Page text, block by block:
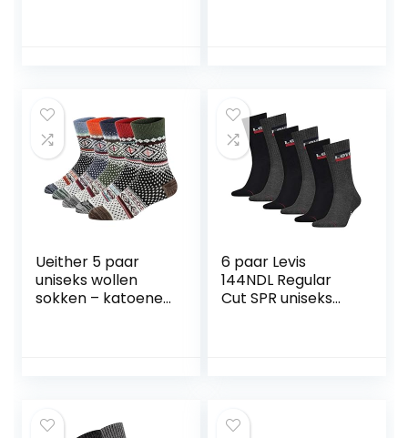
Ueither 5 paar
uniseks wollen
sokken – katoenen
en winter
6 paar Levis
144NDL Regular
Cut SPR uniseks